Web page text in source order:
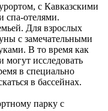
с Кавказскими
спа-отелями.
Для взрослых
с замечательными
В то время как
могут исследовать
в специально
в бассейнах.
парку с